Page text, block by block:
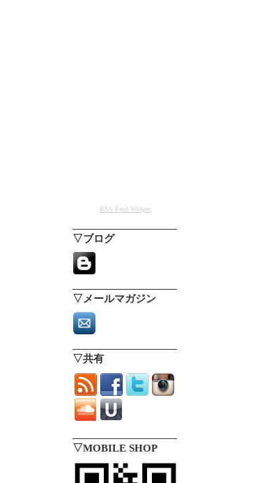
RSS Feed Widget
▽ブログ
▽メールマガジン
▽共有
▽MOBILE SHOP